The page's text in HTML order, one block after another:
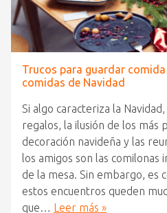
Trucos para guardar
comidas de Navidad
Si algo caracteriza la
regalos, la ilusión de los más
decoración navideña y las
los amigos son las
de la mesa. Sin embargo, es
estos encuentros queden
que… Leer más »